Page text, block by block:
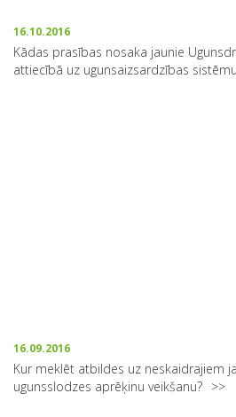
16.10.2016
Kādas prasības nosaka jaunie
attiecībā uz ugunsaizsardzības
16.09.2016
Kur meklēt atbildes uz neskaidrajiem
ugunsslodzes aprēķinu veikšanu?